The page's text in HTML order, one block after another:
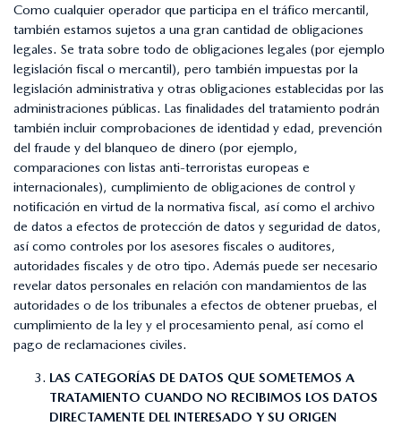
Como cualquier operador que participa en el tráfico mercantil,
también estamos sujetos a una gran cantidad de obligaciones
legales. Se trata sobre todo de obligaciones legales (por ejemplo
legislación fiscal o mercantil), pero también impuestas por la
legislación administrativa y otras obligaciones establecidas por las
administraciones públicas. Las finalidades del tratamiento podrán
también incluir comprobaciones de identidad y edad, prevención
del fraude y del blanqueo de dinero (por ejemplo,
comparaciones con listas anti-terroristas europeas e
internacionales), cumplimiento de obligaciones de control y
notificación en virtud de la normativa fiscal, así como el archivo
de datos a efectos de protección de datos y seguridad de datos,
así como controles por los asesores fiscales o auditores,
autoridades fiscales y de otro tipo. Además puede ser necesario
revelar datos personales en relación con mandamientos de las
autoridades o de los tribunales a efectos de obtener pruebas, el
cumplimiento de la ley y el procesamiento penal, así como el
pago de reclamaciones civiles.
LAS CATEGORÍAS DE DATOS QUE SOMETEMOS A
TRATAMIENTO CUANDO NO RECIBIMOS LOS DATOS
DIRECTAMENTE DEL INTERESADO Y SU ORIGEN